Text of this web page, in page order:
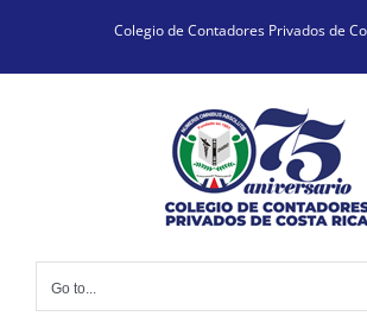
content
Colegio de Contadores Privados de
Go to...